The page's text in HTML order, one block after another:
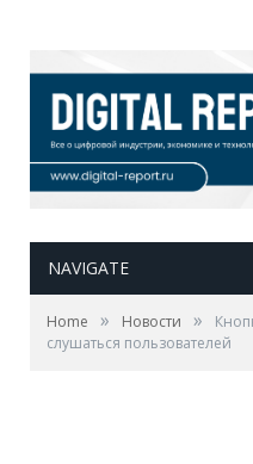
NAVIGATE
Home » Новости »
слушаться пользователей